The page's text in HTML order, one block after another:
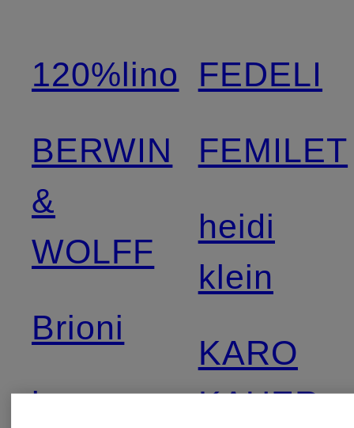
120%lino
BERWIN
&
WOLFF
Brioni
by
FEDELI
FEMILET
heidi
klein
KARO
KAUER